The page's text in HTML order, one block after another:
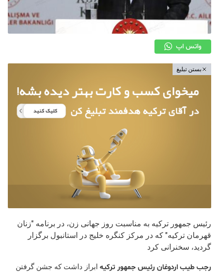
واتس اپ
بستن تبلیغ
رئیس جمهور ترکیه به مناسبت روز جهانی زن، در برنامه "زنان
قهرمان ترکیه" که در مرکز کنگره خلیج در استانبول برگزار
گردید، سخنرانی کرد
رجب طیب اردوغان رئیس جمهور ترکیه ابراز داشت که جشن گرفتن